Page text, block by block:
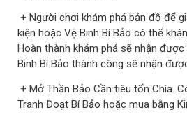
+ Người chơi khám phá bản đồ để
kiện hoặc Vệ Binh Bí Bảo có thể
Hoàn thành khám phá sẽ nhận
Binh Bí Bảo thành công sẽ nhận
+ Mở Thần Bảo Cần tiêu tốn Chìa.
Tranh Đoạt Bí Bảo hoặc mua bằng